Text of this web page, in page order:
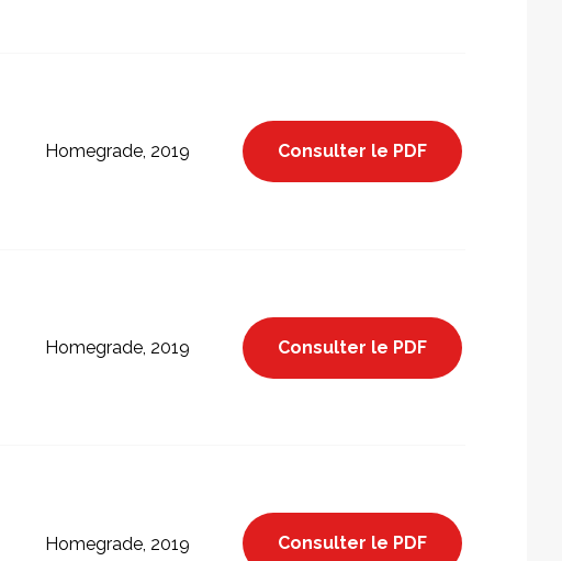
Homegrade, 2019 Consulter le PDF
Homegrade, 2019 Consulter le PDF
Homegrade, 2019 Consulter le PDF